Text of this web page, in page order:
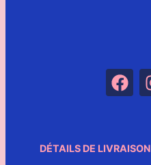
DÉTAILS DE LIVRAISON